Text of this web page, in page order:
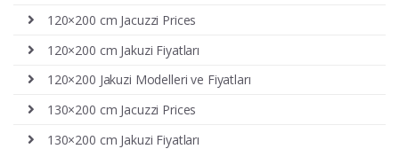
120×200 cm Jacuzzi Prices
120×200 cm Jakuzi Fiyatları
120×200 Jakuzi Modelleri ve Fiyatları
130×200 cm Jacuzzi Prices
130×200 cm Jakuzi Fiyatları